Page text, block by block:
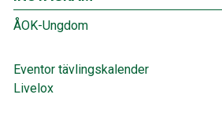
ÅOK-Ungdom
Eventor tävlingskalender
Livelox